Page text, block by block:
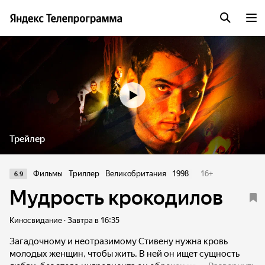
Трейлер
6.9 Фильмы Триллер Великобритания 1998 16+
Мудрость крокодилов
Киносвидание · Завтра в 16:35
Загадочному и неотразимому Стивену нужна кровь
молодых женщин, чтобы жить. В ней он ищет сущность